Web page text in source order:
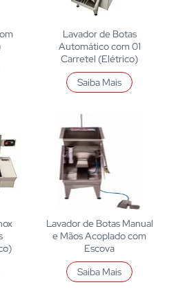
Lavador de Botas
Automático com 01
Carretel (Elétrico)
Saiba Mais
Lavador de Botas Manual
e Mãos Acoplado com
Escova
Saiba Mais